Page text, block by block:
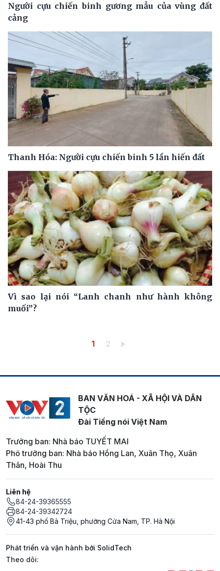
Người cựu chiến binh gương mẫu của vùng đất
cảng
Thanh Hóa: Người cựu chiến binh 5 lần hiến đất
Vì sao lại nói “Lanh chanh như hành không
muối”?
Trang hiện thời
1 Trang
2
BAN VĂN HOÁ - XÃ HỘI VÀ DÂN
TỘC
Đài Tiếng nói Việt Nam
Trưởng ban: Nhà báo TUYẾT MAI
Phó trưởng ban: Nhà báo Hồng Lan, Xuân Thọ, Xuân
Thân, Hoài Thu
Liên hệ
84-24-39365555
84-24-39342724
41-43 phố Bà Triệu, phường Cửa Nam, TP. Hà Nội
Phát triển và vận hành bởi SolidTech
Mạng xã hội
Theo dõi: